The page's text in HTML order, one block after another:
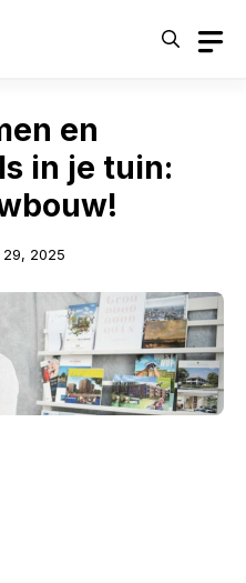
en
in je tuin:
2025